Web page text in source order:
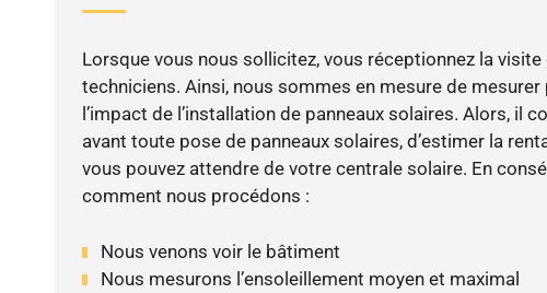
Lorsque vous nous sollicitez, vous réceptionnez la visite
techniciens. Ainsi, nous sommes en mesure de
l’impact de l’installation de panneaux solaires. Alors, il
avant toute pose de panneaux solaires, d’estimer la
vous pouvez attendre de votre centrale solaire. En
comment nous procédons :
Nous venons voir le bâtiment
Nous mesurons l’ensoleillement moyen et maximal